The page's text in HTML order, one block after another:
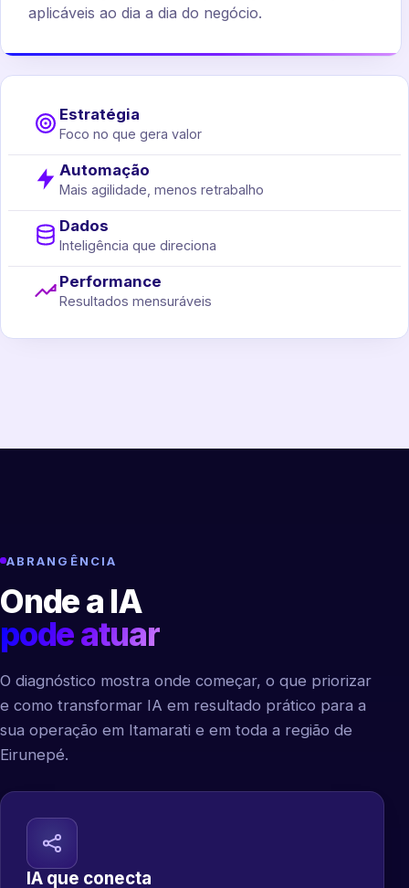
aplicáveis ao dia a dia do negócio.
Estratégia
Foco no que gera valor
Automação
Mais agilidade, menos retrabalho
Dados
Inteligência que direciona
Performance
Resultados mensuráveis
ABRANGÊNCIA
Onde a IA
pode atuar
O diagnóstico mostra onde começar, o que priorizar
e como transformar IA em resultado prático para a
sua operação em Itamarati e em toda a região de
Eirunepé.
IA que conecta